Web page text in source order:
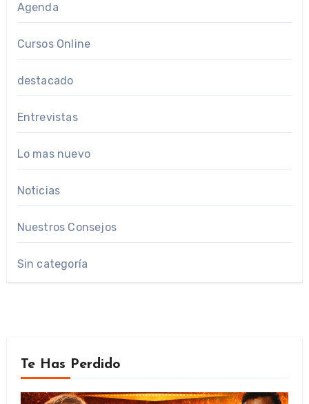
Agenda
Cursos Online
destacado
Entrevistas
Lo mas nuevo
Noticias
Nuestros Consejos
Sin categoría
Te Has Perdido